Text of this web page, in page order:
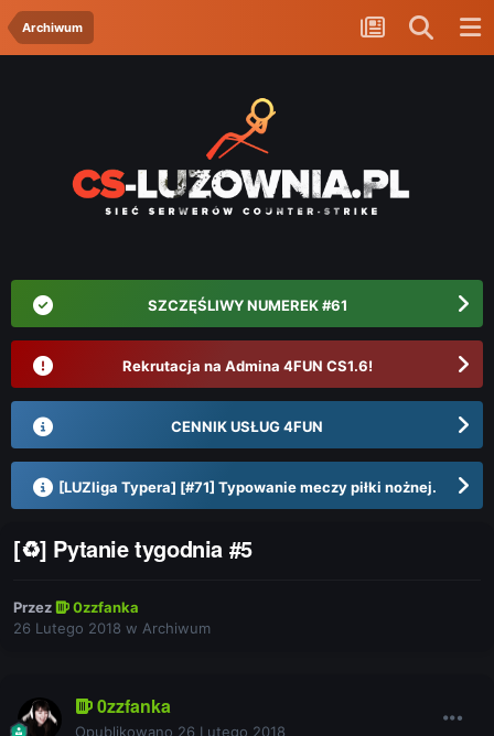
Archiwum
SZCZĘŚLIWY NUMEREK #61
Rekrutacja na Admina 4FUN CS1.6!
CENNIK USŁUG 4FUN
[LUZliga Typera] [#71] Typowanie meczy piłki nożnej.
[♻] Pytanie tygodnia #5
Przez
0zzfanka
26 Lutego 2018 w Archiwum
0zzfanka
Opublikowano 26 Lutego 2018